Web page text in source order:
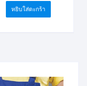
หยิบใส่ตะกร้า